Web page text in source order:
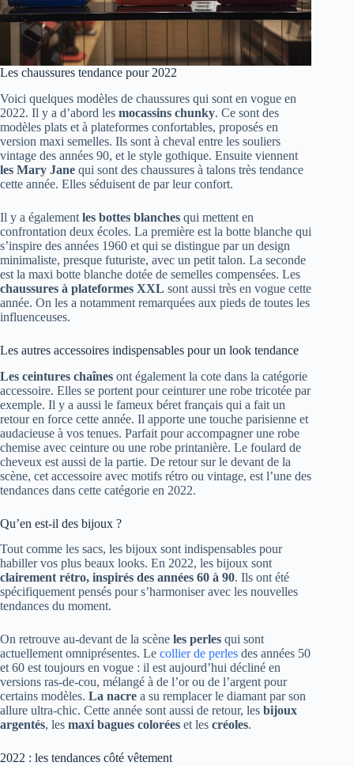
Les chaussures tendance pour 2022
Voici quelques modèles de chaussures qui sont en vogue en
2022. Il y a d’abord les mocassins chunky. Ce sont des
modèles plats et à plateformes confortables, proposés en
version maxi semelles. Ils sont à cheval entre les souliers
vintage des années 90, et le style gothique. Ensuite viennent
les Mary Jane qui sont des chaussures à talons très tendance
cette année. Elles séduisent de par leur confort.
Il y a également les bottes blanches qui mettent en
confrontation deux écoles. La première est la botte blanche qui
s’inspire des années 1960 et qui se distingue par un design
minimaliste, presque futuriste, avec un petit talon. La seconde
est la maxi botte blanche dotée de semelles compensées. Les
chaussures à plateformes XXL sont aussi très en vogue cette
année. On les a notamment remarquées aux pieds de toutes les
influenceuses.
Les autres accessoires indispensables pour un look tendance
Les ceintures chaînes ont également la cote dans la catégorie
accessoire. Elles se portent pour ceinturer une robe tricotée par
exemple. Il y a aussi le fameux béret français qui a fait un
retour en force cette année. Il apporte une touche parisienne et
audacieuse à vos tenues. Parfait pour accompagner une robe
chemise avec ceinture ou une robe printanière. Le foulard de
cheveux est aussi de la partie. De retour sur le devant de la
scène, cet accessoire avec motifs rétro ou vintage, est l’une des
tendances dans cette catégorie en 2022.
Qu’en est-il des bijoux ?
Tout comme les sacs, les bijoux sont indispensables pour
habiller vos plus beaux looks. En 2022, les bijoux sont
clairement rétro, inspirés des années 60 à 90. Ils ont été
spécifiquement pensés pour s’harmoniser avec les nouvelles
tendances du moment.
On retrouve au-devant de la scène les perles qui sont
actuellement omniprésentes. Le collier de perles des années 50
et 60 est toujours en vogue : il est aujourd’hui décliné en
versions ras-de-cou, mélangé à de l’or ou de l’argent pour
certains modèles. La nacre a su remplacer le diamant par son
allure ultra-chic. Cette année sont aussi de retour, les bijoux
argentés, les maxi bagues colorées et les créoles.
2022 : les tendances côté vêtement